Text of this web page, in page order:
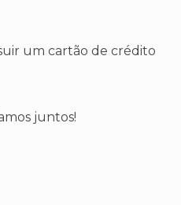
um cartão de crédito
juntos!